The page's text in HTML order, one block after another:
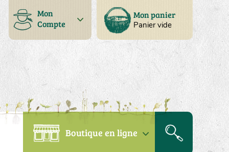
Mon panier
Panier vide
Mon
Compte
Boutique en ligne